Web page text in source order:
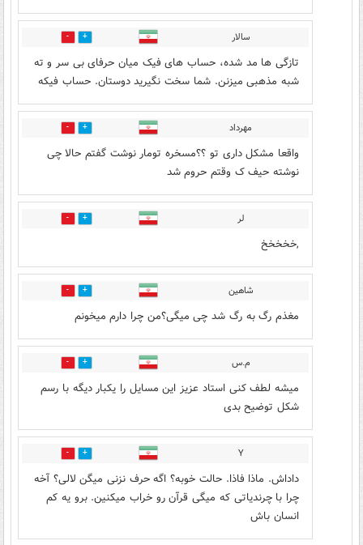
سالار 0
تازگی ها مد شده، حساب های فیک میان حرفای بی سر و ته
شبه مذهبی میزنن. شما سخت نگیرید دوستان. حساب فیکه
مهرداد 0
واقعا مشکل داری تو ؟؟مسخره تومار نوشت گفتم حالا چی
نوشته حیف ک وقتم حروم شد
لر 0
,خخخخخ
شاهین 0
مغذم رگ به رگ شد چی میگی؟من چرا دارم میخونم
م.س 0
میشه لطف کنی استاد عزیز این مسایل را یکبار دیگه با رسم
شکل توضیح بدی
Y
0
داداش. ماذا فاذا. حالت خوبه؟ اگه حرف نزنی میگن لالی؟ آخه
چرا با چرندیاتی که میگی قرآن رو خراب میکنین. برو یه کم
انسان باش